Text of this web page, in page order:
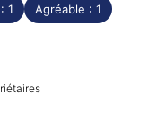
1
Agréable : 1